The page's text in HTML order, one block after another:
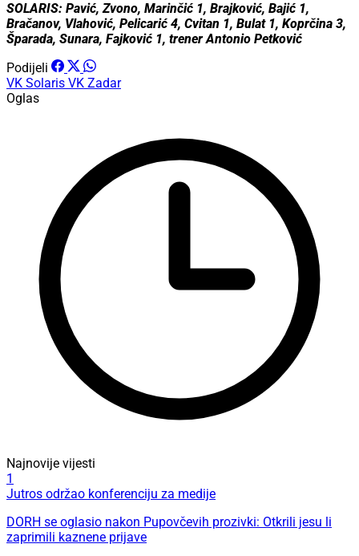
SOLARIS: Pavić, Zvono, Marinčić 1, Brajković, Bajić 1,
Bračanov, Vlahović, Pelicarić 4, Cvitan 1, Bulat 1, Koprčina 3,
Šparada, Sunara, Fajković 1, trener Antonio Petković
Podijeli
VK Solaris VK Zadar
Oglas
Najnovije vijesti
1
Jutros održao konferenciju za medije
DORH se oglasio nakon Pupovčevih prozivki: Otkrili jesu li
zaprimili kaznene prijave